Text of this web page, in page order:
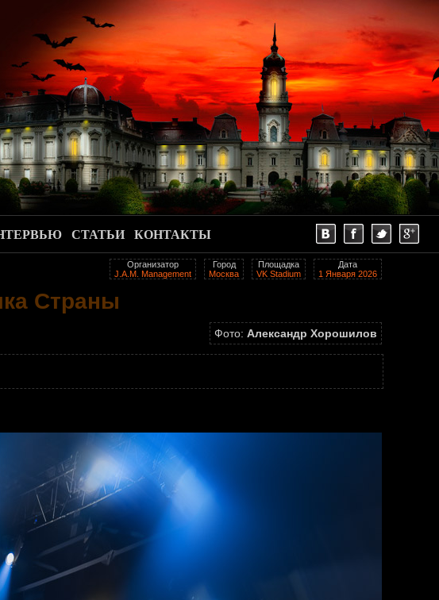
СТАТЬИ КОНТАКТЫ
Страны
Дата
1 Января 2026
Площадка
VK Stadium
Город
Москва
Организатор
J.A.M. Management
Фото: Александр Хорошилов